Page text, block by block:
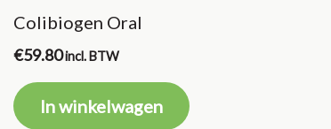
Colibiogen Oral
€59.80incl. BTW
In winkelwagen